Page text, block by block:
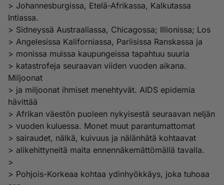
> Johannesburgissa, Etelä-Afrikassa, Kalkutassa
Intiassa.
> Sidneyssä Austraaliassa, Chicagossa; Illionissa; Los
> Angelesissa Kaliforniassa, Pariisissa Ranskassa ja
> monissa muissa kaupungeissa tapahtuu suuria
> katastrofeja seuraavan viiden vuoden aikana.
Miljoonat
> ja miljoonat ihmiset menehtyvät. AIDS epidemia
hävittää
> Afrikan väestön puoleen nykyisestä seuraavan neljän
> vuoden kuluessa. Monet muut parantumattomat
> sairaudet, nälkä, kuivuus ja nälänhätä kohtaavat
> alikehittyneitä maita ennennäkemättömällä tavalla.
>
> Pohjois-Korkeaa kohtaa ydinhyökkäys, joka tuhoaa